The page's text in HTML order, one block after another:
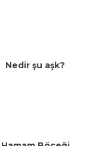
Nedir şu aşk?